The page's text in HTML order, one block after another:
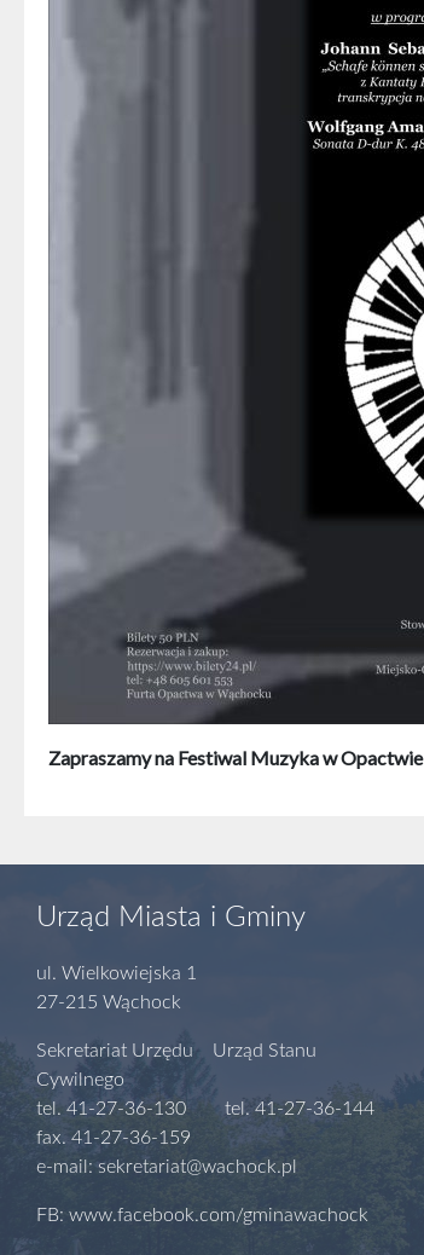
Zapraszamy na Festiwal Muzyka w Opactwie
Urząd Miasta i Gminy
ul. Wielkowiejska 1
27-215 Wąchock
Sekretariat Urzędu Urząd Stanu
Cywilnego
tel. 41-27-36-130 tel. 41-27-36-144
fax. 41-27-36-159
e-mail: sekretariat@wachock.pl
FB: www.facebook.com/gminawachock